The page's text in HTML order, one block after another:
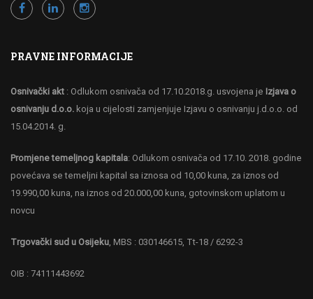
PRAVNE INFORMACIJE
Osnivački akt : Odlukom osnivača od 17.10.2018.g. usvojena je Izjava o
osnivanju d.o.o. koja u cijelosti zamjenjuje Izjavu o osnivanju j.d.o.o. od
15.04.2014. g.
Promjene temeljnog kapitala: Odlukom osnivača od 17.10. 2018. godine
povećava se temeljni kapital sa iznosa od 10,00 kuna, za iznos od
19.990,00 kuna, na iznos od 20.000,00 kuna, gotovinskom uplatom u
novcu
Trgovački sud u Osijeku, MBS : 030146615, Tt-18 / 6292-3
OIB : 74111443692